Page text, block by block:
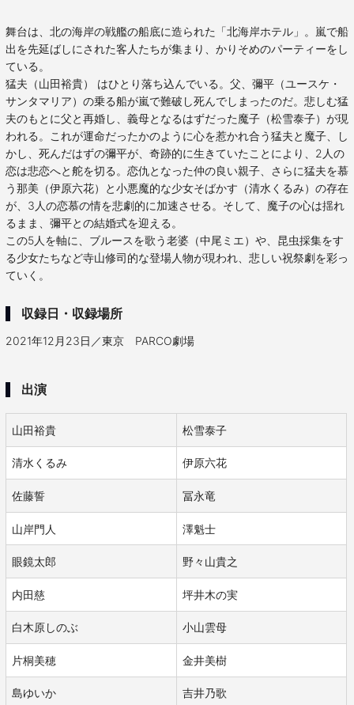
舞台は、北の海岸の戦艦の船底に造られた「北海岸ホテル」。嵐で船
出を先延ばしにされた客人たちが集まり、かりそめのパーティーをし
ている。
猛夫（山田裕貴） はひとり落ち込んでいる。父、彌平（ユースケ・
サンタマリア）の乗る船が嵐で難破し死んでしまったのだ。悲しむ猛
夫のもとに父と再婚し、義母となるはずだった魔子（松雪泰子）が現
われる。これが運命だったかのように心を惹かれ合う猛夫と魔子、し
かし、死んだはずの彌平が、奇跡的に生きていたことにより、2人の
恋は悲恋へと舵を切る。恋仇となった仲の良い親子、さらに猛夫を慕
う那美（伊原六花）と小悪魔的な少女そばかす（清水くるみ）の存在
が、3人の恋慕の情を悲劇的に加速させる。そして、魔子の心は揺れ
るまま、彌平との結婚式を迎える。
この5人を軸に、ブルースを歌う老婆（中尾ミエ）や、昆虫採集をす
る少女たちなど寺山修司的な登場人物が現われ、悲しい祝祭劇を彩っ
ていく。
収録日・収録場所
2021年12月23日／東京 PARCO劇場
出演
山田裕貴 松雪泰子
清水くるみ 伊原六花
佐藤誓 冨永竜
山岸門人 澤魁士
眼鏡太郎 野々山貴之
内田慈 坪井木の実
白木原しのぶ 小山雲母
片桐美穂 金井美樹
島ゆいか 吉井乃歌